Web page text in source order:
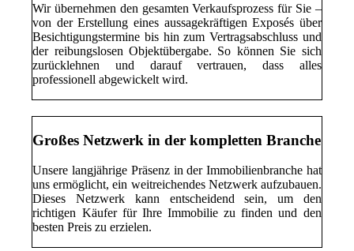
Wir übernehmen den gesamten Verkaufsprozess für Sie –
von der Erstellung eines aussagekräftigen Exposés über
Besichtigungstermine bis hin zum Vertragsabschluss und
der reibungslosen Objektübergabe. So können Sie sich
zurücklehnen und darauf vertrauen, dass alles
professionell abgewickelt wird.
Großes Netzwerk in der kompletten Branche
Unsere langjährige Präsenz in der Immobilienbranche hat
uns ermöglicht, ein weitreichendes Netzwerk aufzubauen.
Dieses Netzwerk kann entscheidend sein, um den
richtigen Käufer für Ihre Immobilie zu finden und den
besten Preis zu erzielen.